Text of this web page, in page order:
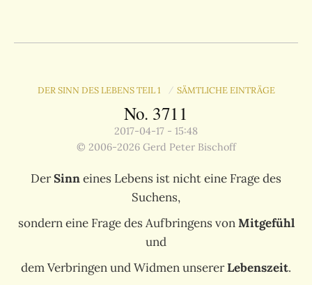
DER SINN DES LEBENS TEIL 1 / SÄMTLICHE EINTRÄGE
No. 3711
2017-04-17 - 15:48
© 2006-2026 Gerd Peter Bischoff
DerSinneines Lebens ist nicht eine Frage des
Suchens,
sondern eine Frage des Aufbringens vonMitgefühl
und
dem Verbringen und Widmen unsererLebenszeit.